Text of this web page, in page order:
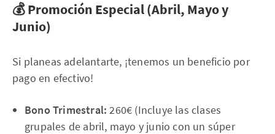
💰 Promoción Especial (Abril, Mayo y
Junio)
Si planeas adelantarte, ¡tenemos un beneficio por
pago en efectivo!
Bono Trimestral: 260€ (Incluye las clases
grupales de abril, mayo y junio con un súper